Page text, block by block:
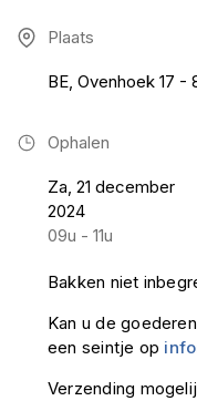
Plaats
BE, Ovenhoek 17 -
Ophalen
Za, 21 december
2024
09u - 11u
Bakken niet
Kan u de
een seintje op
Verzending